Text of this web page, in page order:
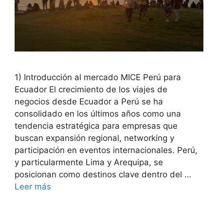
1) Introducción al mercado MICE Perú para
Ecuador El crecimiento de los viajes de
negocios desde Ecuador a Perú se ha
consolidado en los últimos años como una
tendencia estratégica para empresas que
buscan expansión regional, networking y
participación en eventos internacionales. Perú,
y particularmente Lima y Arequipa, se
posicionan como destinos clave dentro del …
Leer más